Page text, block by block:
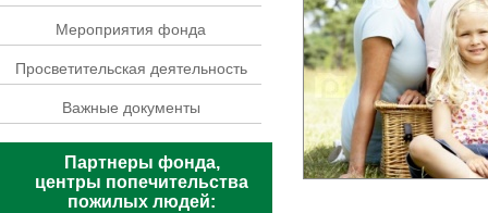
Мероприятия фонда
Просветительская деятельность
Важные документы
Партнеры фонда,
центры попечительства
пожилых людей: